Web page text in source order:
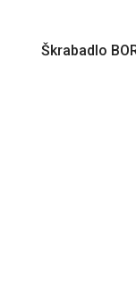
Škrabadlo